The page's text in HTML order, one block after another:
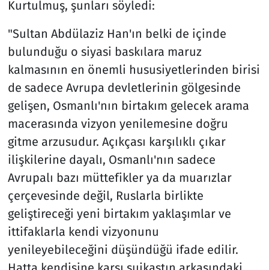
Kurtulmuş, şunları söyledi:
"Sultan Abdülaziz Han'ın belki de içinde
bulunduğu o siyasi baskılara maruz
kalmasının en önemli hususiyetlerinden birisi
de sadece Avrupa devletlerinin gölgesinde
gelişen, Osmanlı'nın birtakım gelecek arama
macerasında vizyon yenilemesine doğru
gitme arzusudur. Açıkçası karşılıklı çıkar
ilişkilerine dayalı, Osmanlı'nın sadece
Avrupalı bazı müttefikler ya da muarızlar
çerçevesinde değil, Ruslarla birlikte
geliştireceği yeni birtakım yaklaşımlar ve
ittifaklarla kendi vizyonunu
yenileyebileceğini düşündüğü ifade edilir.